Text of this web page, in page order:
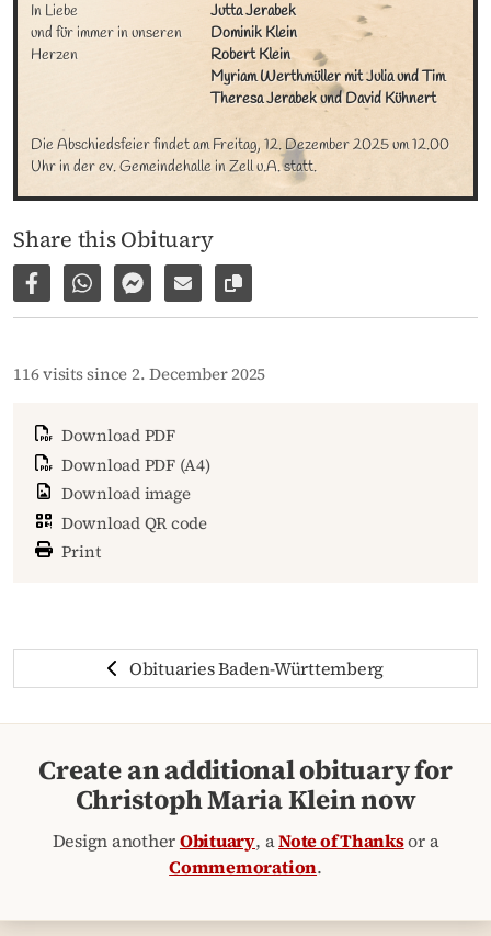
In Liebe
und für immer in unseren
Herzen
Jutta Jerabek
Dominik Klein
Robert Klein
Myriam Werthmüller mit Julia und Tim
Theresa Jerabek und David Kühnert
Die Abschiedsfeier findet am Freitag, 12. Dezember 2025 um 12.00
Uhr in der ev. Gemeindehalle in Zell u.A. statt.
Share this Obituary
Share on Facebook
Share via WhatsApp
Share via Facebook Messenger
Share via E-Mail
Copy link to page
116 visits since 2. December 2025
Download PDF
Download PDF (A4)
Download image
Download QR code
Print
Obituaries Baden-Württemberg
Create an additional obituary for
Christoph Maria Klein now
Design anotherObituary, aNote of Thanksor a
Commemoration.